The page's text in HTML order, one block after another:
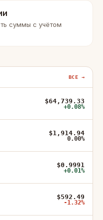
суммы с учётом
ВСЕ →
$64,739.33
+0.08%
$1,914.94
0.00%
$0.9991
+0.01%
$592.49
-1.32%